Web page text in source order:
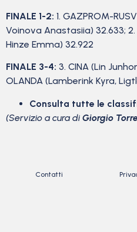
FINALE 1-2: 1. GAZPROM-
Voinova Anastasiia) 32.633; 2.
Hinze Emma) 32.922
FINALE 3-4: 3. CINA (Lin
OLANDA (Lamberink Kyra,
Consulta tutte le
(Servizio a cura di Giorgio
Contatti